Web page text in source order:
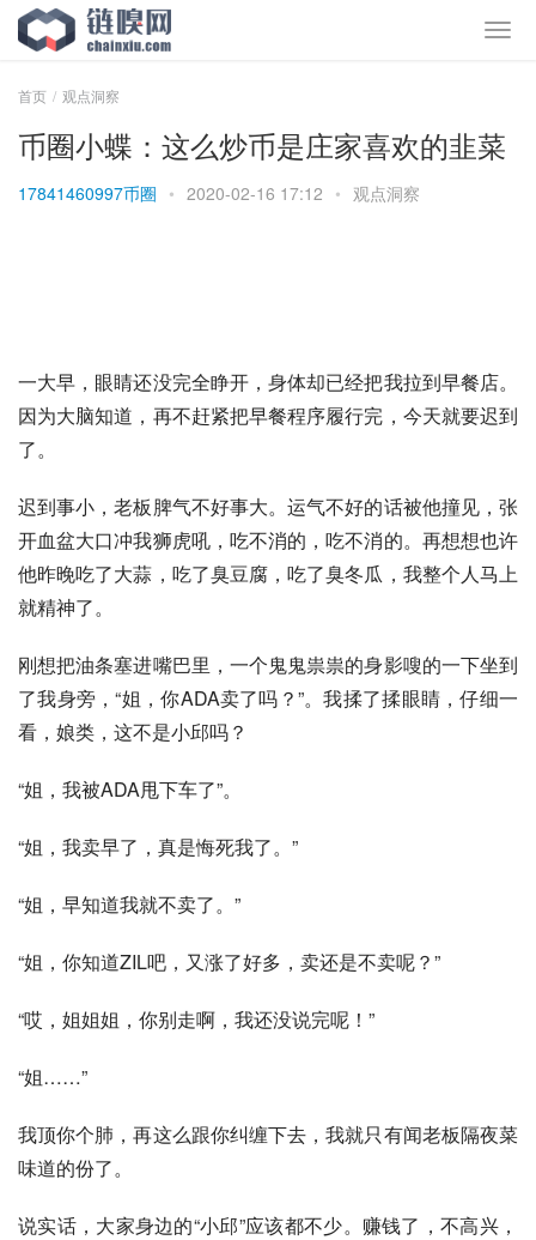
首页 观点洞察
币圈小蝶：这么炒币是庄家喜欢的韭菜
17841460997币圈 • 2020-02-16 17:12 • 观点洞察
一大早，眼睛还没完全睁开，身体却已经把我拉到早餐店。
因为大脑知道，再不赶紧把早餐程序履行完，今天就要迟到
了。
迟到事小，老板脾气不好事大。运气不好的话被他撞见，张
开血盆大口冲我狮虎吼，吃不消的，吃不消的。再想想也许
他昨晚吃了大蒜，吃了臭豆腐，吃了臭冬瓜，我整个人马上
就精神了。
刚想把油条塞进嘴巴里，一个鬼鬼祟祟的身影嗖的一下坐到
了我身旁，“姐，你ADA卖了吗？”。我揉了揉眼睛，仔细一
看，娘类，这不是小邱吗？
“姐，我被ADA甩下车了”。
“姐，我卖早了，真是悔死我了。”
“姐，早知道我就不卖了。”
“姐，你知道ZIL吧，又涨了好多，卖还是不卖呢？”
“哎，姐姐姐，你别走啊，我还没说完呢！”
“姐……”
我顶你个肺，再这么跟你纠缠下去，我就只有闻老板隔夜菜
味道的份了。
说实话，大家身边的“小邱”应该都不少。赚钱了，不高兴，